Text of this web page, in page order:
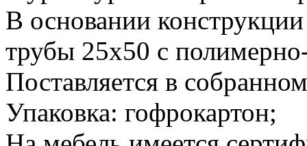
В основании
трубы 25х50 с
Поставляется в
Упаковка: гофрокартон;